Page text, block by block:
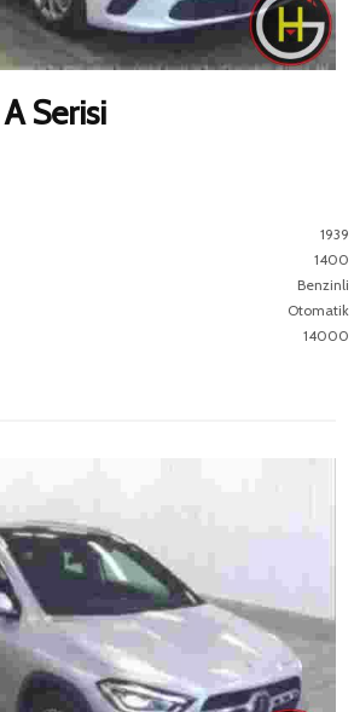
Serisi
1939
1400
Benzinli
Otomatik
14000